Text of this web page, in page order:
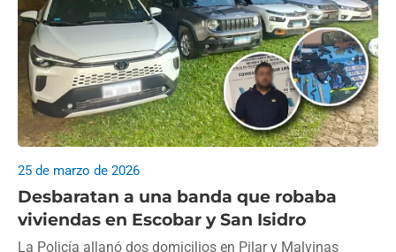
Desbaratan a una banda que robaba
viviendas en Escobar y San Isidro
25 de marzo de 2026
La Policía allanó dos domicilios en Pilar y Malvinas